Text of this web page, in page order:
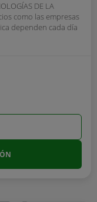
DE LA
como las empresas
dependen cada día